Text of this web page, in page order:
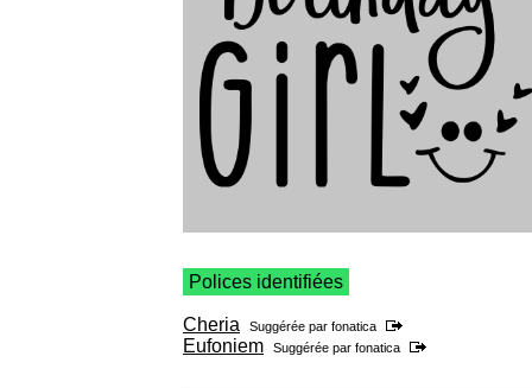
Polices identifiées
Cheria Suggérée par fonatica
Eufoniem Suggérée par fonatica